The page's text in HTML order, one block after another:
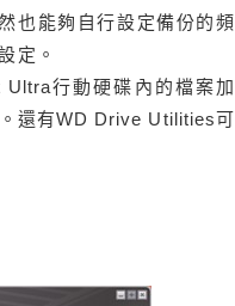
也能夠自行設定備份的頻
定。
行動硬碟內的檔案加
還有WD Drive Utilities可